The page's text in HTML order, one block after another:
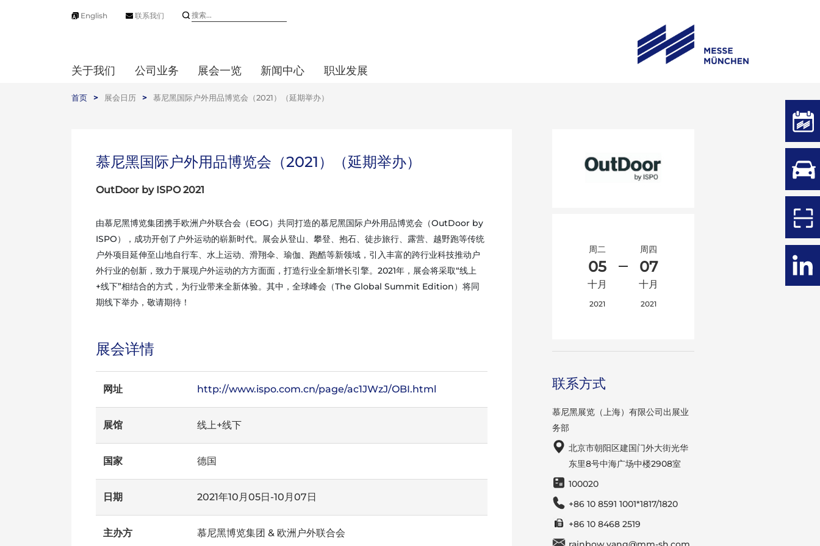
English 联系我们
关于我们 公司业务 展会一览 新闻中心 职业发展
首页 > 展会日历 > 慕尼黑国际户外用品博览会（2021）（延期举办）
慕尼黑国际户外用品博览会（2021）（延期举办）
OutDoor by ISPO 2021
由慕尼黑博览集团携手欧洲户外联合会（EOG）共同打造的慕尼黑国际户外用品博览会（OutDoor by
ISPO），成功开创了户外运动的崭新时代。展会从登山、攀登、抱石、徒步旅行、露营、越野跑等传统
户外项目延伸至山地自行车、水上运动、滑翔伞、瑜伽、跑酷等新领域，引入丰富的跨行业科技推动户
外行业的创新，致力于展现户外运动的方方面面，打造行业全新增长引擎。2021年，展会将采取“线上
+线下”相结合的方式，为行业带来全新体验。其中，全球峰会（The Global Summit Edition）将同
期线下举办，敬请期待！
展会详情
网址 http://www.ispo.com.cn/page/ac1JWzJ/OBI.html
展馆 线上+线下
国家 德国
日期 2021年10月05日-10月07日
主办方 慕尼黑博览集团 & 欧洲户外联合会
周二
05
十月
2021
周四
07
十月
2021
联系方式
慕尼黑展览（上海）有限公司出展业
务部
北京市朝阳区建国门外大街光华
东里8号中海广场中楼2908室
100020
+86 10 8591 1001*1817/1820
+86 10 8468 2519